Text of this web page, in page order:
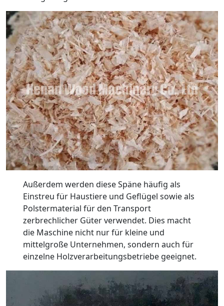
Außerdem werden diese Späne häufig als
Einstreu für Haustiere und Geflügel sowie als
Polstermaterial für den Transport
zerbrechlicher Güter verwendet. Dies macht
die Maschine nicht nur für kleine und
mittelgroße Unternehmen, sondern auch für
einzelne Holzverarbeitungsbetriebe geeignet.